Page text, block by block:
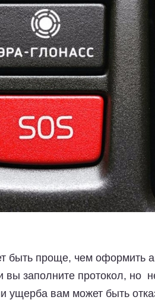
быть проще, чем оформить
заполните протокол, но
ущерба вам может быть